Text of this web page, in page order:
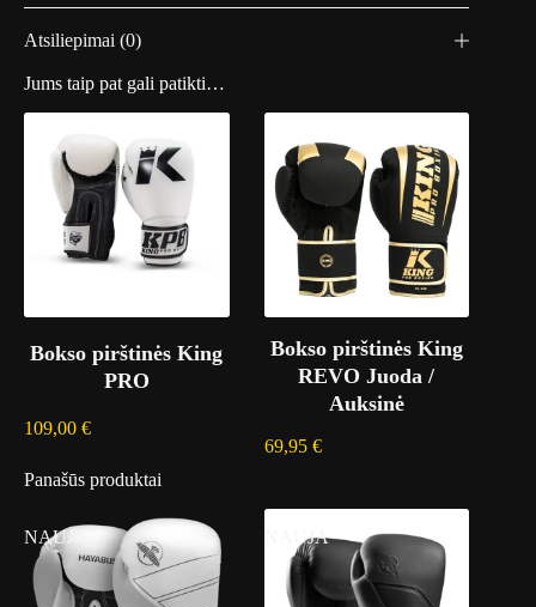
Atsiliepimai (0)
Jums taip pat gali patikti…
Bokso pirštinės King
PRO
109,00 €
Bokso pirštinės King
REVO Juoda /
Auksinė
69,95 €
Panašūs produktai
NAUJA NAUJA